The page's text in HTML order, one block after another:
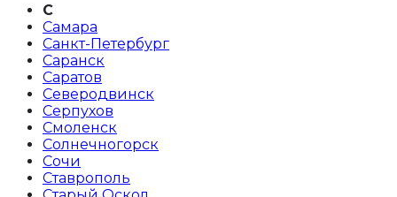
С
Самара
Санкт-Петербург
Саранск
Саратов
Северодвинск
Серпухов
Смоленск
Солнечногорск
Сочи
Ставрополь